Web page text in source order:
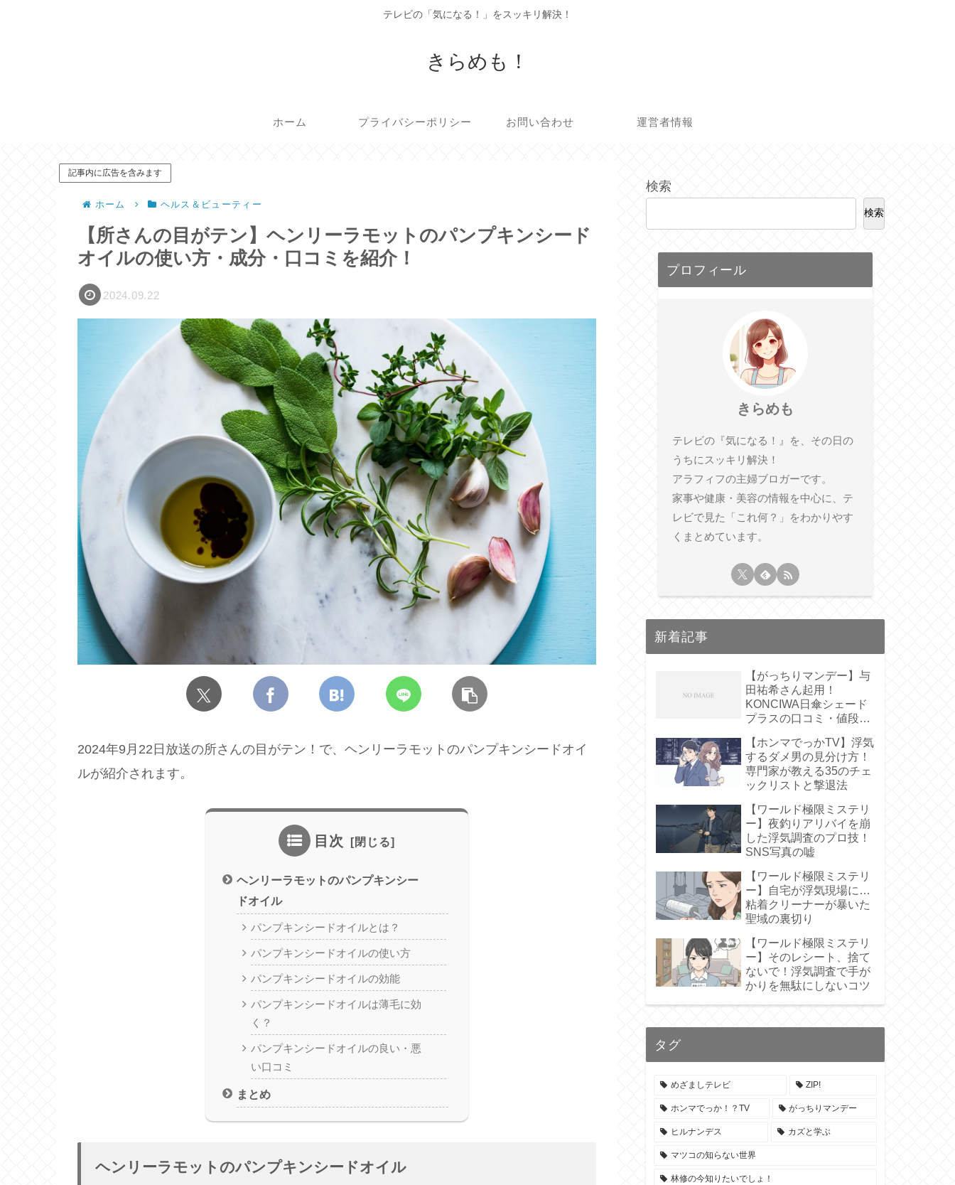
テレビの「気になる！」をスッキリ解決！
きらめも！
ホーム プライバシーポリシー お問い合わせ 運営者情報
記事内に広告を含みます
ホーム ヘルス＆ビューティー
【所さんの目がテン】ヘンリーラモットのパンプキンシード
オイルの使い方・成分・口コミを紹介！
2024.09.22
2024年9月22日放送の所さんの目がテン！で、ヘンリーラモットのパンプキンシードオイ
ルが紹介されます。
目次
ヘンリーラモットのパンプキンシー
ドオイル
パンプキンシードオイルとは？
パンプキンシードオイルの使い方
パンプキンシードオイルの効能
パンプキンシードオイルは薄毛に効
く？
パンプキンシードオイルの良い・悪
い口コミ
まとめ
ヘンリーラモットのパンプキンシードオイル
検索
検索
プロフィール
きらめも
テレビの『気になる！』を、その日の
うちにスッキリ解決！
アラフィフの主婦ブロガーです。
家事や健康・美容の情報を中心に、テ
レビで見た「これ何？」をわかりやす
くまとめています。
新着記事
【がっちりマンデー】与
田祐希さん起用！
KONCIWA日傘シェード
プラスの口コミ・値段
【ホンマでっかTV】浮気
するダメ男の見分け方！
専門家が教える35のチェ
ックリストと撃退法
【ワールド極限ミステリ
ー】夜釣りアリバイを崩
した浮気調査のプロ技！
SNS写真の嘘
【ワールド極限ミステリ
ー】自宅が浮気現場に…
粘着クリーナーが暴いた
聖域の裏切り
【ワールド極限ミステリ
ー】そのレシート、捨て
ないで！浮気調査で手が
かりを無駄にしないコツ
タグ
めざましテレビ ZIP!
ホンマでっか！？TV がっちりマンデー
ヒルナンデス カズと学ぶ
マツコの知らない世界
林修の今知りたいでしょ！